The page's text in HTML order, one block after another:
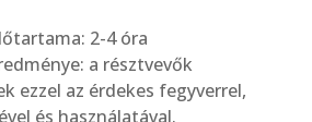
2-4 óra
a résztvevők
ezzel az érdekes fegyverrel,
és használatával.